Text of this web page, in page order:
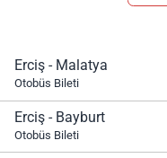
Erciş - Malatya
Otobüs Bileti
Erciş - Bayburt
Otobüs Bileti